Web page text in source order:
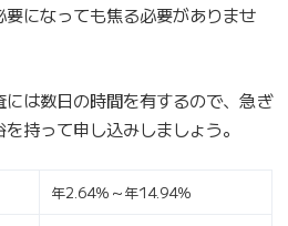
になっても焦る必要がありませ
は数日の時間を有するので、急ぎ
持って申し込みしましょう。
年2.64％～年14.94％